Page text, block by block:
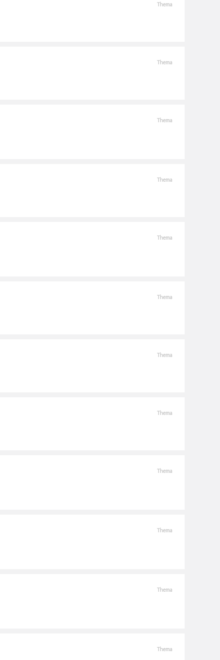
Thema
Thema
Thema
Thema
Thema
Thema
Thema
Thema
Thema
Thema
Thema
Thema